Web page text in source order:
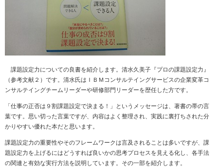
課題設定力についての良書を紹介します。清水久美子『プロの課題設定力』
（参考文献２）です。清水氏はＩＢＭコンサルテイングサービスの企業変革コ
ンサルテイングチームリーダーや研修部門リーダーを歴任した方です。
「仕事の正否は９割課題設定で決まる！」というメッセージは、著書の帯の言
葉です。思い切った言葉ですが、内容はよく整理され、実践に裏打ちされた分
かりやすい優れた本だと思います。
課題設定力の重要性やそのフレームワークは言及されることは多いですが、課
題設定力を上げるにはどうすれば良いかの思考プロセスを見える化し、各手法
の関連と有効な実行方法を説明しています。その一部を紹介します。